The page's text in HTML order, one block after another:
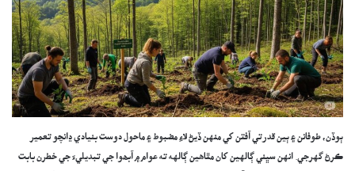
ٻوڏن، طوفانن ۽ ٻين قدرتي آفتن کي منهن ڏيڻ لاءِ مضبوط ۽ ماحول دوست بنيادي ڍانچو تعمير
ڪرڻ گهرجي. انهن سڀني ڳالهين کان مٿاهين ڳالهه ته عوام ۾ آبھوا جي تبديليءَ جي خطرن بابت